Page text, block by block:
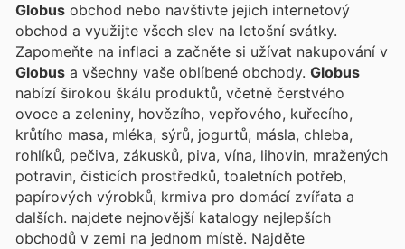
Globus obchod nebo navštivte jejich internetový
obchod a využijte všech slev na letošní svátky.
Zapomeňte na inflaci a začněte si užívat nakupování v
Globus a všechny vaše oblíbené obchody. Globus
nabízí širokou škálu produktů, včetně čerstvého
ovoce a zeleniny, hovězího, vepřového, kuřecího,
krůtího masa, mléka, sýrů, jogurtů, másla, chleba,
rohlíků, pečiva, zákusků, piva, vína, lihovin, mražených
potravin, čisticích prostředků, toaletních potřeb,
papírových výrobků, krmiva pro domácí zvířata a
dalších. najdete nejnovější katalogy nejlepších
obchodů v zemi na jednom místě. Najděte